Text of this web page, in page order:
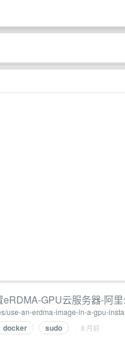
GPU云服务器-阿
use-an-erdma-image-in-a-gpu-
docker sudo · 8 月前